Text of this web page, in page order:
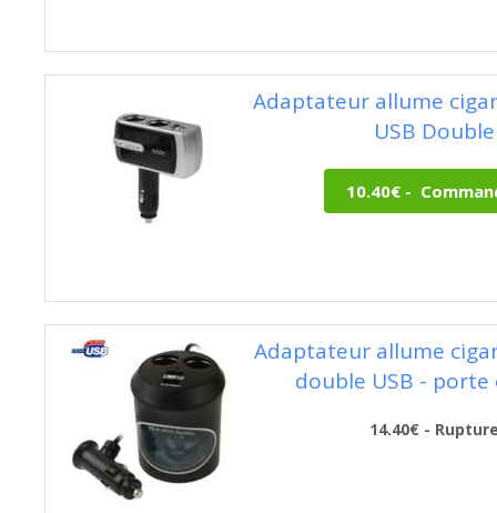
Adaptateur allume
USB Double
Adaptateur allume
double USB -
14.40€ -